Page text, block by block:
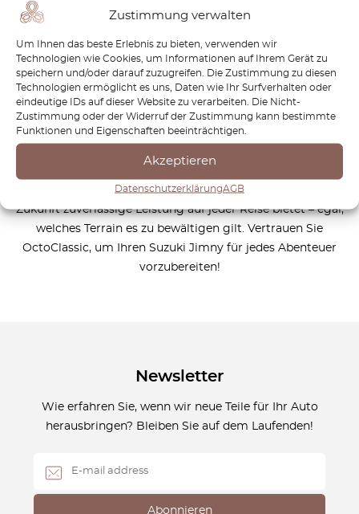
Zustimmung verwalten
Um Ihnen das beste Erlebnis zu bieten, verwenden wir
Technologien wie Cookies, um Informationen auf Ihrem Gerät zu
speichern und/oder darauf zuzugreifen. Die Zustimmung zu diesen
Technologien ermöglicht es uns, Daten wie Ihr Surfverhalten oder
eindeutige IDs auf dieser Website zu verarbeiten. Die Nicht-
Zustimmung oder der Widerruf der Zustimmung kann bestimmte
Funktionen und Eigenschaften beeinträchtigen.
Akzeptieren
DatenschutzerklärungAGB
dieser kleine 4×4 sich eine treue Anhängerschaft bei denen
Stadtstraßen oder bei der Erkundung abgelegener Wege.
Bei OctoClassic verstehen wir, wie wichtig es ist, dass Ihr
Suzuki Jimny genauso robust und zuverlässig bleibt, wie er
entworfen wurde. Deshalb bieten wir eine breite Palette
hochwertiger Ersatzteile, die speziell auf Ihren Jimny
bekannt ist, und sorgen dafür, dass Ihr Fahrzeug auch in
Zukunft zuverlässige Leistung auf jeder Reise bietet – egal,
welches Terrain es zu bewältigen gilt. Vertrauen Sie
OctoClassic, um Ihren Suzuki Jimny für jedes Abenteuer
vorzubereiten!
Newsletter
Wie erfahren Sie, wenn wir neue Teile für Ihr Auto
herausbringen? Bleiben Sie auf dem Laufenden!